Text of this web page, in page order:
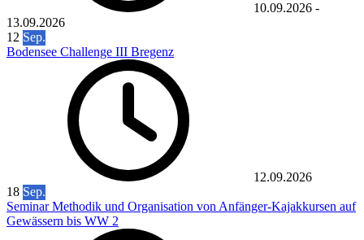
10.09.2026 -
13.09.2026
12 Sep.
Bodensee Challenge III Bregenz
12.09.2026
18 Sep.
Seminar Methodik und Organisation von Anfänger-Kajakkursen auf
Gewässern bis WW 2